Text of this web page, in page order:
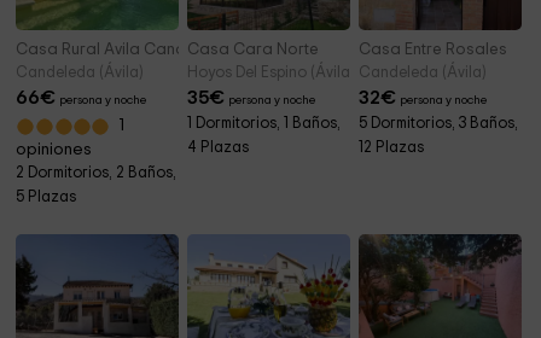
Casa Rural Avila Candeleda Los Fresnos
Candeleda (Ávila)
66€ persona y noche
opiniones
2 Dormitorios, 2 Baños,
5 Plazas
Casa Cara Norte
Hoyos Del Espino (Ávila)
35€ persona y noche
1 Dormitorios, 1 Baños,
4 Plazas
Casa Entre Rosales
Candeleda (Ávila)
32€ persona y noche
5 Dormitorios, 3 Baños,
12 Plazas